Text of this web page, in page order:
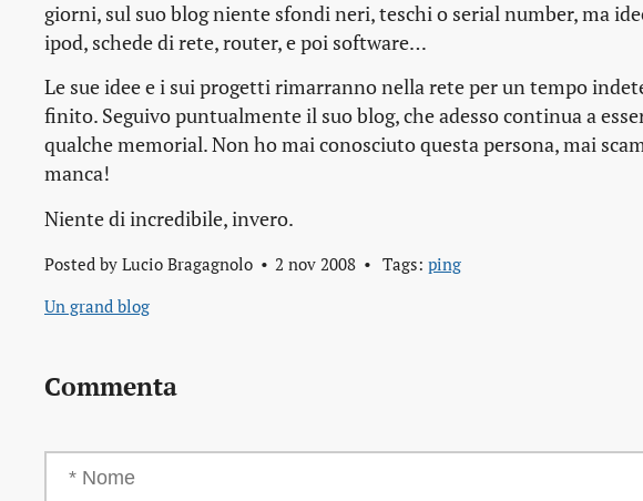
giorni, sul suo blog niente sfondi neri, teschi o serial number, ma
ipod, schede di rete,router, e poi software…
Le sue idee e i sui progetti rimarranno nella rete per un tempo
finito. Seguivo puntualmente il suo blog, che adesso continua a
qualchememorial. Non ho mai conosciuto questa persona, mai
manca!
Niente di incredibile, invero.
Posted by Lucio Bragagnolo 2 nov 2008 Tags: ping
Un grand blog
Commenta